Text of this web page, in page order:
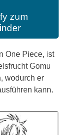
zum
One Piece, ist
Gomu
wodurch er
kann.